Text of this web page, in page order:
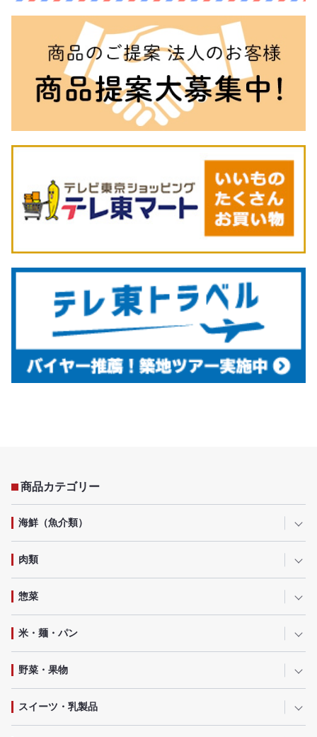
商品カテゴリー
海鮮（魚介類）
肉類
惣菜
米・麺・パン
野菜・果物
スイーツ・乳製品